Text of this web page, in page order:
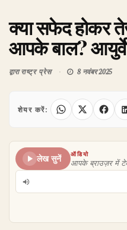
क्या सफेद होकर
आपके बाल?
द्वाराराष्ट्र प्रेस 8 नवंबर 2025
शेयर करें:
लेख सुनें
ऑडियो
आपके ब्राउज़र में